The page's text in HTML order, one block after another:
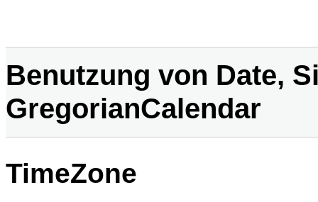
Benutzung von Date,
GregorianCalendar
TimeZone